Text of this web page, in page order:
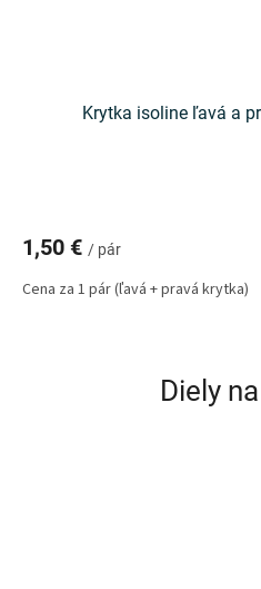
Krytka isoline ľavá a
1,50 € / pár
Cena za 1 pár (ľavá + pravá krytka)
Diely